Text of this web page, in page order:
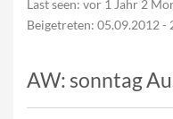
Last seen: vor 1 Jahr 2
Beigetreten: 05.09.2012 -
AW: sonntag